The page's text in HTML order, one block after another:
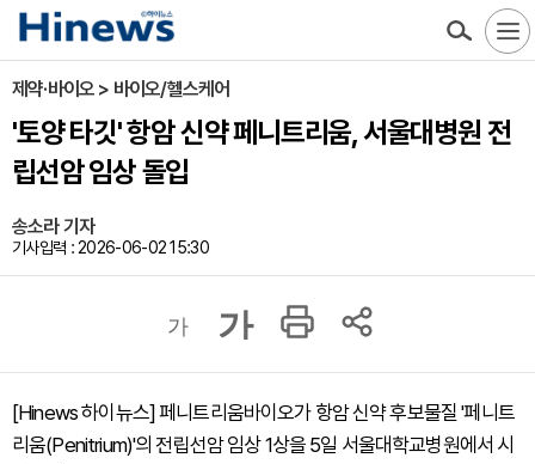
제약·바이오 > 바이오/헬스케어
'토양 타깃' 항암 신약 페니트리움, 서울대병원 전
립선암 임상 돌입
송소라 기자
기사입력 : 2026-06-02 15:30
가 가
[Hinews 하이뉴스] 페니트리움바이오가 항암 신약 후보물질 '페니트
리움(Penitrium)'의 전립선암 임상 1상을 5일 서울대학교병원에서 시